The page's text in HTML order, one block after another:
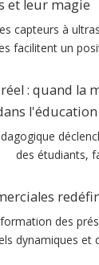
et leur magie
capteurs à
facilitent un
: quand la
l'éducation
des étudiants,
des
dynamiques et